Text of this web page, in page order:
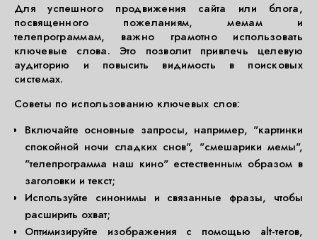
Для успешного продвижения сайта или блога,
посвященного пожеланиям, мемам и
телепрограммам, важно грамотно использовать
ключевые слова. Это позволит привлечь целевую
аудиторию и повысить видимость в поисковых
системах.
Советы по использованию ключевых слов:
Включайте основные запросы, например, "картинки
спокойной ночи сладких снов", "смешарики мемы",
"телепрограмма наш кино" естественным образом в
заголовки и текст;
Используйте синонимы и связанные фразы, чтобы
расширить охват;
Оптимизируйте изображения с помощью alt-тегов,